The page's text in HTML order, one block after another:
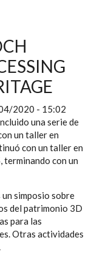
2020 - 15:02
una serie de
un taller en
con un taller en
terminando con un
simposio sobre
del patrimonio 3D
para las
Otras actividades